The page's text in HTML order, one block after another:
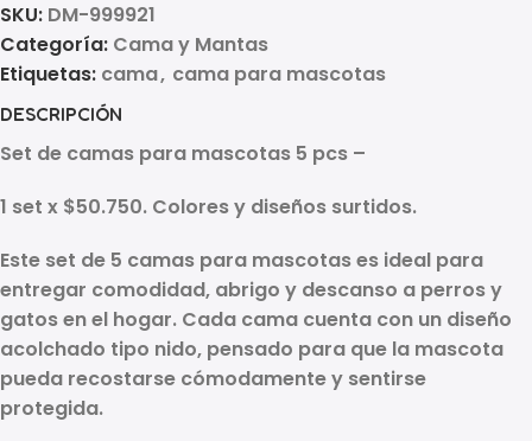
SKU: DM-999921
Categoría: Cama y Mantas
Etiquetas: cama, cama para mascotas
DESCRIPCIÓN
Set de camas para mascotas 5 pcs –
1 set x $50.750. Colores y diseños surtidos.
Este set de 5 camas para mascotas es ideal para
entregar comodidad, abrigo y descanso a perros y
gatos en el hogar. Cada cama cuenta con un diseño
acolchado tipo nido, pensado para que la mascota
pueda recostarse cómodamente y sentirse
protegida.